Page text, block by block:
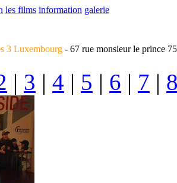
les films information galerie
3 Luxembourg - 67 rue monsieur le prince
| 3 | 4 | 5 | 6 | 7 |